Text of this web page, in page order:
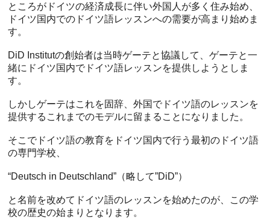
ところがドイツの経済成長に伴い外国人が多く住み始め、
ドイツ国内でのドイツ語レッスンへの需要が高まり始めま
す。
DiD Institutの創始者は当時ゲーテと協議して、ゲーテと一
緒にドイツ国内でドイツ語レッスンを提供しようとしま
す。
しかしゲーテはこれを固辞、外国でドイツ語のレッスンを
提供するこれまでのモデルに留まることになりました。
そこでドイツ語の教育をドイツ国内で行う最初のドイツ語
の専門学校、
“Deutsch in Deutschland”（略して”DiD”）
と名前を改めてドイツ語のレッスンを始めたのが、この学
校の歴史の始まりとなります。